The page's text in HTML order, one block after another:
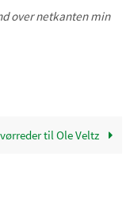
over netkanten min
til Ole Veltz